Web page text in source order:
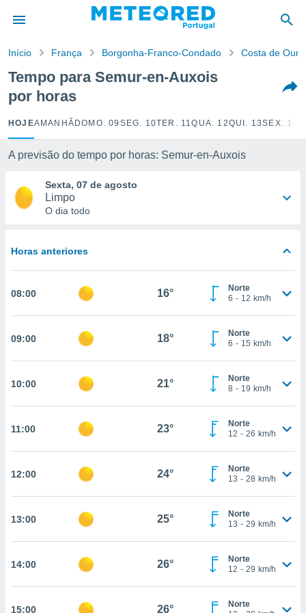
da
foi
para
fornecidas
a este
e
digital
ou
a nossa
ao
todos os
no
um perfil
CONTINUAR
Início França Borgonha-Franco-Condado Costa de Ouro
Tempo para Semur-en-Auxois
por horas
HOJEAMANHÃ DOMO. 09 SEG. 10TER. 11QUA. 12QUI. 13SEX. 14
A previsão do tempo por horas: Semur-en-Auxois
Sexta, 07 de agosto
Limpo
O dia todo
Horas anteriores
08:00 16°
Norte
6 - 12 km/h
09:00 18°
Norte
6 - 15 km/h
10:00 21°
Norte
8 - 19 km/h
11:00 23°
Norte
12 - 26 km/h
12:00 24°
Norte
13 - 28 km/h
13:00 25°
Norte
13 - 29 km/h
14:00 26°
Norte
12 - 29 km/h
15:00 26°
Norte